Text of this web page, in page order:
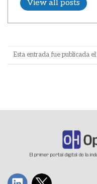
View all posts
Esta entrada fue publicada el